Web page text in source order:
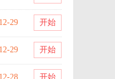
12-29 开始
12-29 开始
12-28 开始